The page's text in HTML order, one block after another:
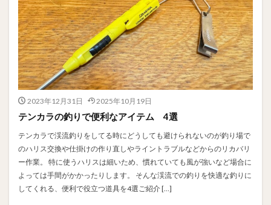
2023年12月31日 2025年10月19日
テンカラの釣りで便利なアイテム 4選
テンカラで渓流釣りをしてる時にどうしても避けられないのが釣り場で
のハリス交換や仕掛けの作り直しやライントラブルなどからのリカバリ
ー作業。 特に使うハリスは細いため、慣れていても風が強いなど場合に
よっては手間がかかったりします。 そんな渓流での釣りを快適な釣りに
してくれる、便利で役立つ道具を4選ご紹介 […]